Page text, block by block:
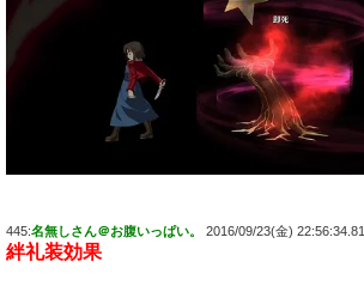
445:名無しさん＠お腹いっぱい。 2016/09/23(金)
絆礼装効果